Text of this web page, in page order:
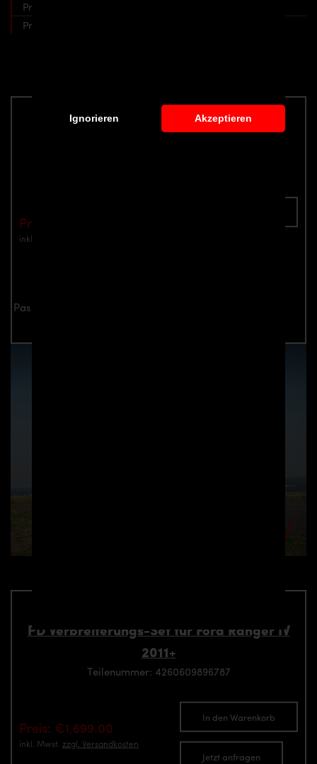
Ignorieren Akzeptieren
Prior Design PD Heckansatz für Ford Ranger IV 2011+
Prior Design PD Heckspoiler für Ford Ranger IV 2011+
Preis: €499.00
inkl. Mwst.
Passend für alle standard Ford Ranger IV 2011+ Modelle
PD Verbreiterungs-Set für Ford Ranger IV
2011+
Teilenummer: 4260609896787
Preis: €1,699.00
inkl. Mwst. zzgl. Versandkosten
In den Warenkorb
Jetzt anfragen